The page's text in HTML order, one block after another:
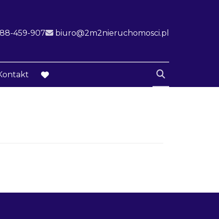
459-907 biuro@2m2nieruchomosci.pl
favorite